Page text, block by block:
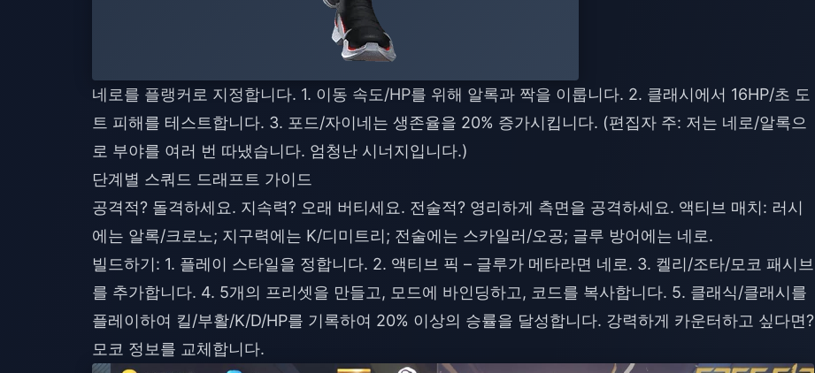
네로를 플랭커로 지정합니다. 1. 이동 속도/HP를 위해 알록과 짝을 이룹니다. 2. 클래시에서 16HP/초 도
트 피해를 테스트합니다. 3. 포드/자이네는 생존율을 20% 증가시킵니다. (편집자 주: 저는 네로/알록으
로 부야를 여러 번 따냈습니다. 엄청난 시너지입니다.)
단계별 스쿼드 드래프트 가이드
공격적? 돌격하세요. 지속력? 오래 버티세요. 전술적? 영리하게 측면을 공격하세요. 액티브 매치: 러시
에는 알록/크로노; 지구력에는 K/디미트리; 전술에는 스카일러/오공; 글루 방어에는 네로.
빌드하기: 1. 플레이 스타일을 정합니다. 2. 액티브 픽 – 글루가 메타라면 네로. 3. 켈리/조타/모코 패시브
를 추가합니다. 4. 5개의 프리셋을 만들고, 모드에 바인딩하고, 코드를 복사합니다. 5. 클래식/클래시를
플레이하여 킬/부활/K/D/HP를 기록하여 20% 이상의 승률을 달성합니다. 강력하게 카운터하고 싶다면?
모코 정보를 교체합니다.